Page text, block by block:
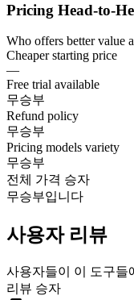
Pricing Head-to-
Who offers better value
Cheaper starting price
—
Free trial available
무승부
Refund policy
무승부
Pricing models variety
무승부
전체 가격 승자
무승부입니다
사용자 리뷰
사용자들이 이 도구들
리뷰 승자